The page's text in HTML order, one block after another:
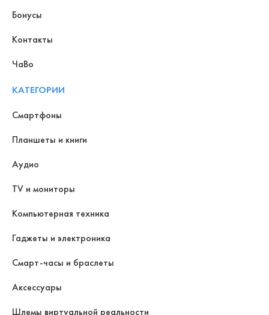
Бонусы
Контакты
ЧаВо
КАТЕГОРИИ
Смартфоны
Планшеты и книги
Аудио
TV и мониторы
Компьютерная техника
Гаджеты и электроника
Смарт-часы и браслеты
Аксессуары
Шлемы виртуальной реальности